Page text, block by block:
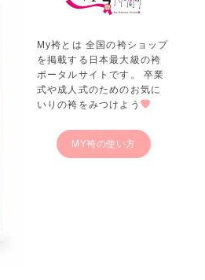
My袴とは 全国の袴ショップ
を掲載する日本最大級の袴
ポータルサイトです。 卒業
式や成人式のためのお気に
いりの袴をみつけよう
MY袴の使い方